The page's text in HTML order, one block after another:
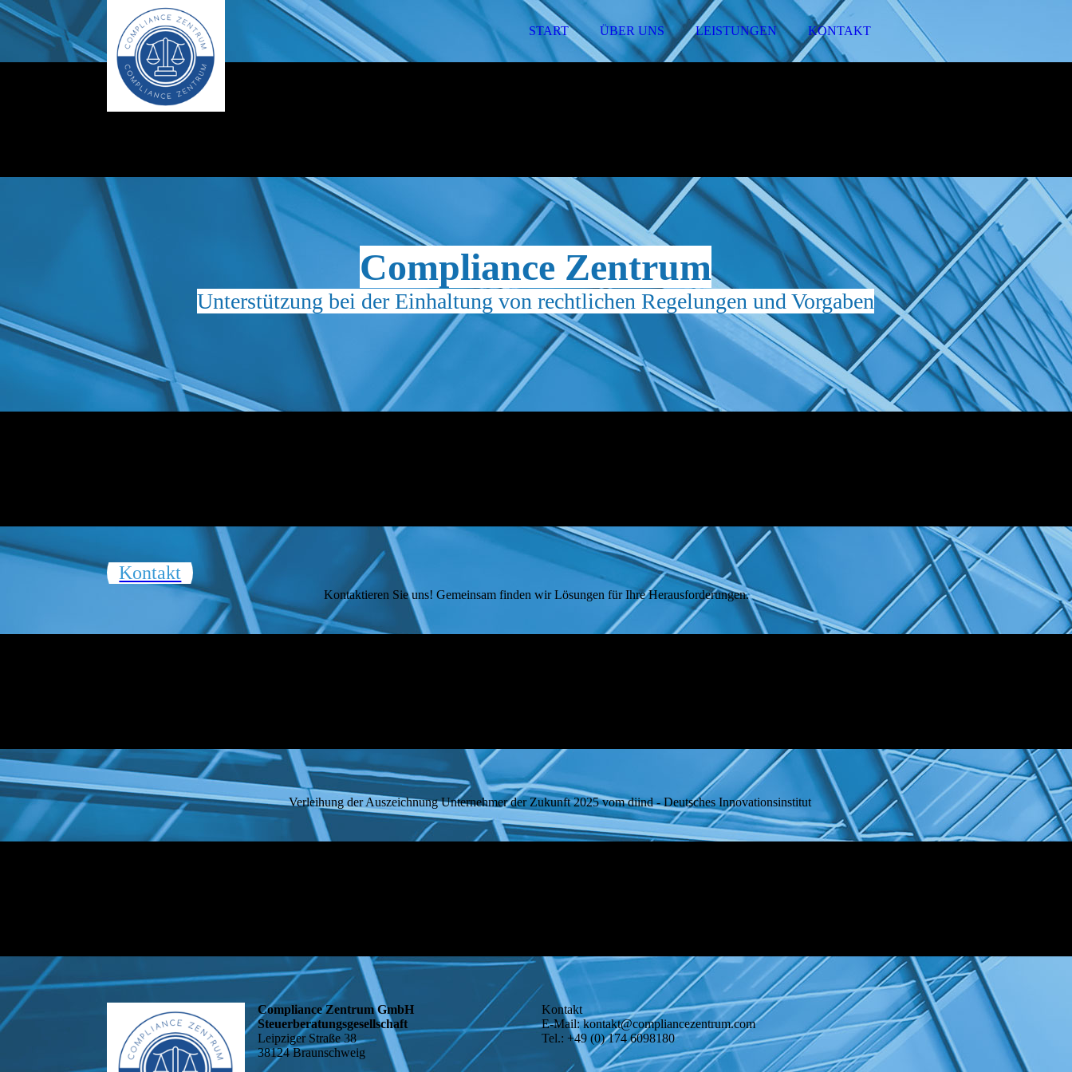
START ÜBER UNS LEISTUNGEN KONTAKT
Compliance Zentrum
Unterstützung bei der Einhaltung von rechtlichen Regelungen und Vorgaben
Kontakt
Kontaktieren Sie uns! Gemeinsam finden wir Lösungen für Ihre Herausforderungen.
Verleihung der Auszeichnung Unternehmer der Zukunft 2025 vom diind - Deutsches Innovationsinstitut
Compliance Zentrum GmbH
Steuerberatungsgesellschaft
Leipziger Straße 38
38124 Braunschweig
Kontakt
E-Mail: kontakt@compliancezentrum.com
Tel.: +49 (0) 174 6098180